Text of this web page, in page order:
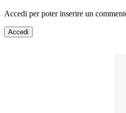
Accedi per poter inserire un
Accedi